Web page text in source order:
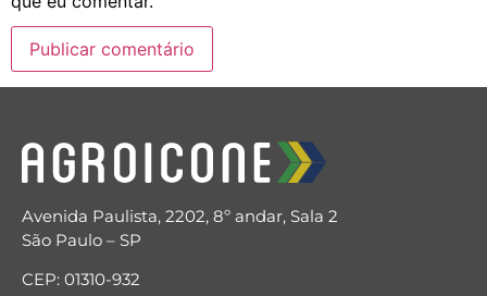
Avenida Paulista, 2202, 8º andar, Sala 2
São Paulo – SP
CEP: 01310-932